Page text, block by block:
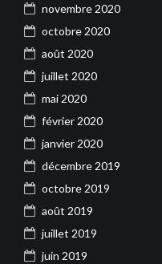
novembre 2020
octobre 2020
août 2020
juillet 2020
mai 2020
février 2020
janvier 2020
décembre 2019
octobre 2019
août 2019
juillet 2019
juin 2019